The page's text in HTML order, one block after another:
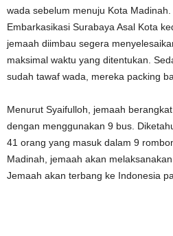
wada sebelum menuju Kota
Embarkasikasi Surabaya Asal Kota
jemaah diimbau segera
maksimal waktu yang ditentukan.
sudah tawaf wada, mereka packing
Menurut Syaifulloh, jemaah
dengan menggunakan 9 bus.
41 orang yang masuk dalam 9
Madinah, jemaah akan
Jemaah akan terbang ke Indonesia